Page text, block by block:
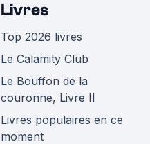
Livres
Top 2026 livres
Le Calamity Club
Le Bouffon de la
couronne, Livre II
Livres populaires en ce
moment